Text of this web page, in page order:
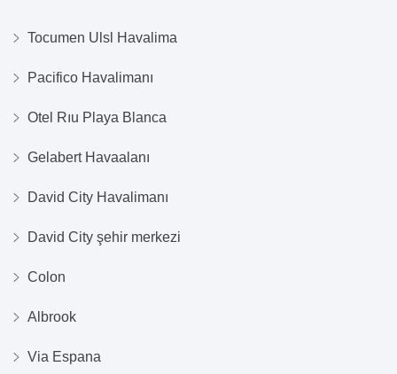
Tocumen Ulsl Havalima
Pacifico Havalimanı
Otel Rıu Playa Blanca
Gelabert Havaalanı
David City Havalimanı
David City şehir merkezi
Colon
Albrook
Via Espana